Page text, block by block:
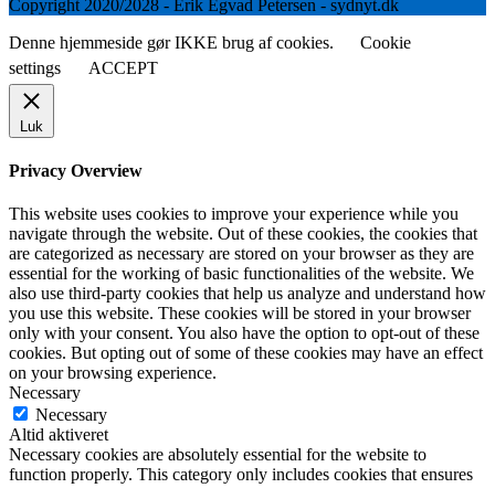
Copyright 2020/2028 - Erik Egvad Petersen - sydnyt.dk
Denne hjemmeside gør IKKE brug af cookies.
Cookie
settings
ACCEPT
Luk
Privacy Overview
This website uses cookies to improve your experience while you
navigate through the website. Out of these cookies, the cookies that
are categorized as necessary are stored on your browser as they are
essential for the working of basic functionalities of the website. We
also use third-party cookies that help us analyze and understand how
you use this website. These cookies will be stored in your browser
only with your consent. You also have the option to opt-out of these
cookies. But opting out of some of these cookies may have an effect
on your browsing experience.
Necessary
Necessary
Altid aktiveret
Necessary cookies are absolutely essential for the website to
function properly. This category only includes cookies that ensures